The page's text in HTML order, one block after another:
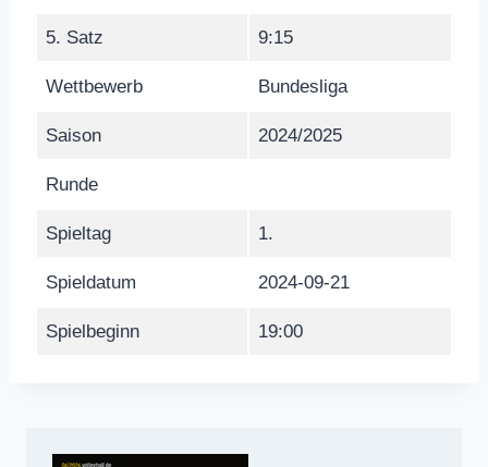
5. Satz 9:15
Wettbewerb Bundesliga
Saison 2024/2025
Runde
Spieltag 1.
Spieldatum 2024-09-21
Spielbeginn 19:00